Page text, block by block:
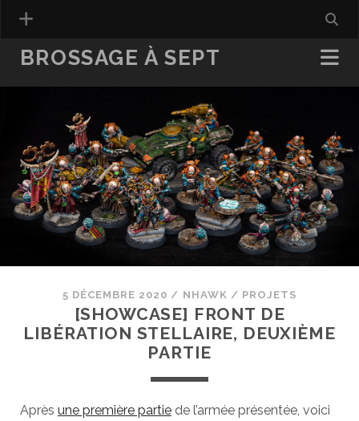
BROSSAGE À SEPT
5 DÉCEMBRE 2020 / NHAWK / PROJETS
[SHOWCASE] FRONT DE
LIBÉRATION STELLAIRE, DEUXIÈME
PARTIE
Après une première partiede l’armée présentée, voici